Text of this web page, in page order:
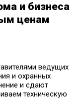
и бизнеса
ценам
ведущих
и охранных
и сдают
техническую